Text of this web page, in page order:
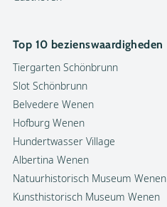
Top 10 bezienswaardigheden
Tiergarten Schönbrunn
Slot Schönbrunn
Belvedere Wenen
Hofburg Wenen
Hundertwasser Village
Albertina Wenen
Natuurhistorisch Museum Wenen
Kunsthistorisch Museum Wenen